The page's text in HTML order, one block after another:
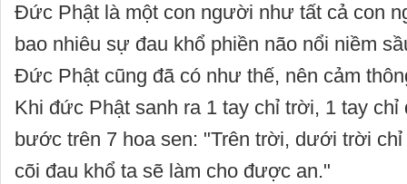
Đức Phật là một con người như tất cả con
bao nhiêu sự đau khổ phiền não nổi niềm
Đức Phật cũng đã có như thế, nên cảm
Khi đức Phật sanh ra 1 tay chỉ trời, 1 tay
bước trên 7 hoa sen: "Trên trời, dưới trời chỉ
cõi đau khổ ta sẽ làm cho được an."